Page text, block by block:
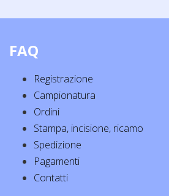
FAQ
Registrazione
Campionatura
Ordini
Stampa, incisione, ricamo
Spedizione
Pagamenti
Contatti